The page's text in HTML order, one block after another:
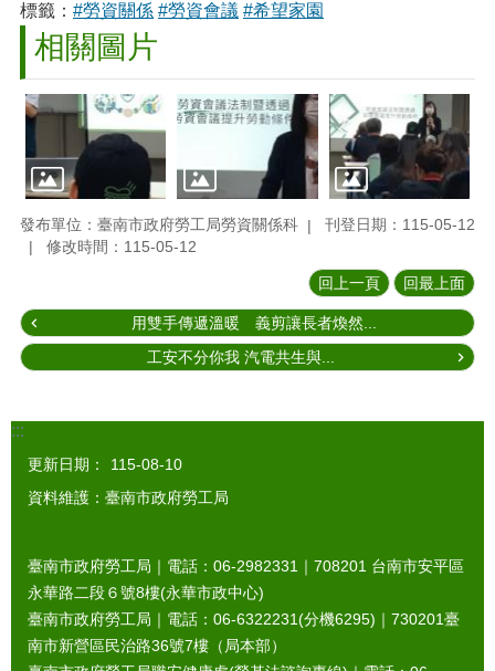
標籤： #勞資關係 #勞資會議 #希望家園
相關圖片
發布單位：臺南市政府勞工局勞資關係科
刊登日期：115-05-12
修改時間：115-05-12
回上一頁 回最上面
用雙手傳遞溫暖 義剪讓長者煥然...
工安不分你我 汽電共生與...
:::
更新日期：
115-08-10
資料維護：臺南市政府勞工局
臺南市政府勞工局｜電話：06-2982331｜ 708201 台南市安平區
永華路二段６號8樓(永華市政中心)
臺南市政府勞工局｜電話：06-6322231(分機6295)｜ 730201臺
南市新營區民治路36號7樓（局本部）